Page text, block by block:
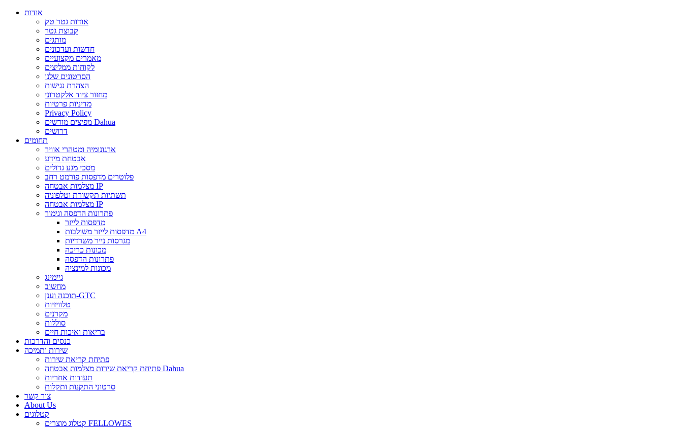
אודות
אודות גטר טק
קבוצת גטר
מותגים
חדשות ועדכונים
מאמרים מקצועיים
לקוחות ממליצים
הסרטונים שלנו
הצהרת נגישות
מחזור ציוד אלקטרוני
מדיניות פרטיות
Privacy Policy
מפיצים מורשים Dahua
דרושים
תחומים
ארגונומיה ומטהרי אוויר
אבטחת מידע
מסכי מגע גדולים
פלוטרים מדפסות פורמט רחב
מצלמות אבטחה IP
תשתיות תקשורת וטלפוניה
מצלמות אבטחה IP
פתרונות הדפסה וגימור
מדפסות לייזר
מדפסות לייזר משולבות A4
מגרסות נייר משרדיות
מכונות כריכה
פתרונות הדפסה
מכונות למינציה
גיימינג
מחשוב
תוכנה וענן-GTC
טלוויזיות
מקרנים
סוללות
בריאות ואיכות חיים
כנסים והדרכות
שירות ותמיכה
פתיחת קריאת שירות
פתיחת קריאת שירות מצלמות אבטחה Dahua
תעודות אחריות
סרטוני התקנות ותקלות
צור קשר
About Us
קטלוגים
קטלוג מוצרים FELLOWES